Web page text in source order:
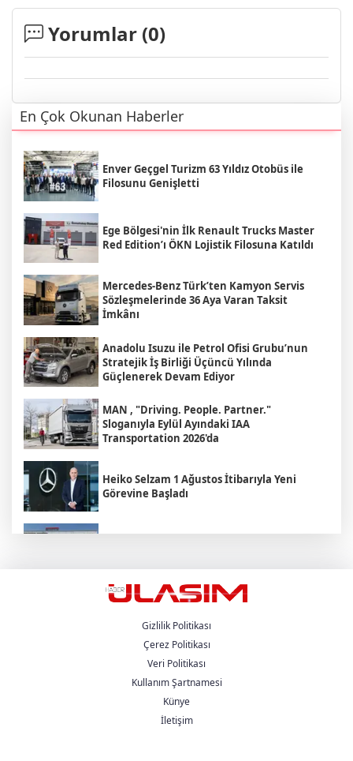
Yorumlar (0)
En Çok Okunan Haberler
Enver Geçgel Turizm 63 Yıldız Otobüs ile
Filosunu Genişletti
Ege Bölgesi'nin İlk Renault Trucks Master
Red Edition’ı ÖKN Lojistik Filosuna Katıldı
Mercedes-Benz Türk’ten Kamyon Servis
Sözleşmelerinde 36 Aya Varan Taksit
İmkânı
Anadolu Isuzu ile Petrol Ofisi Grubu’nun
Stratejik İş Birliği Üçüncü Yılında
Güçlenerek Devam Ediyor
MAN , "Driving. People. Partner."
Sloganıyla Eylül Ayındaki IAA
Transportation 2026'da
Heiko Selzam 1 Ağustos İtibarıyla Yeni
Görevine Başladı
UND Genişletilmiş Yönetim Kurulu
Sponsorluğunda Kayseri’de Gerçekleştirildi
Metro Turizm’in Premium Tercihi Neoplan
Skyliner Oldu
Mercedes-Benz Türk Dijital Hizmetleriyle
Gizlilik Politikası
Çerez Politikası
Veri Politikası
Kullanım Şartnamesi
Künye
İletişim